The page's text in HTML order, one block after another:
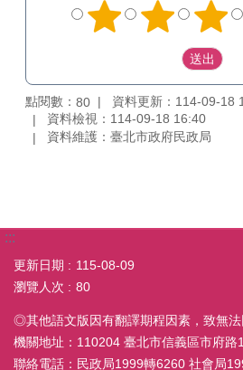
點閱數： 80
資料更新：114-09-18
資料檢視：114-09-18 16:40
資料維護：臺北市政府民政局
:::
更新日期
115-08-09
瀏覽人次
80
◎其他語文版因有翻譯期程因素，致無法
機關地址：110204 臺北市信義區市府路
聯絡電話：民政局1999轉6260 社會局